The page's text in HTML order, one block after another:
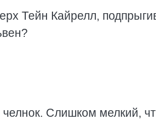
Тейн Кайрелл,
Слишком мелкий,